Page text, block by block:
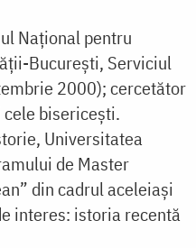
Naţional pentru
Bucureşti, Serviciul
2000); cercetător
bisericeşti.
Universitatea
de Master
din cadrul aceleiaşi
interes: istoria recentă